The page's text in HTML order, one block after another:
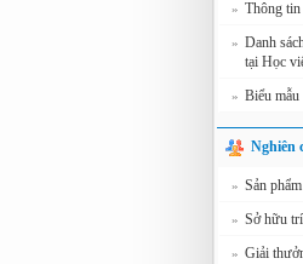
» Thông tin
» Danh
tại Học
» Biểu mẫu
Nghiên
» Sản
» Sở hữu
» Giải